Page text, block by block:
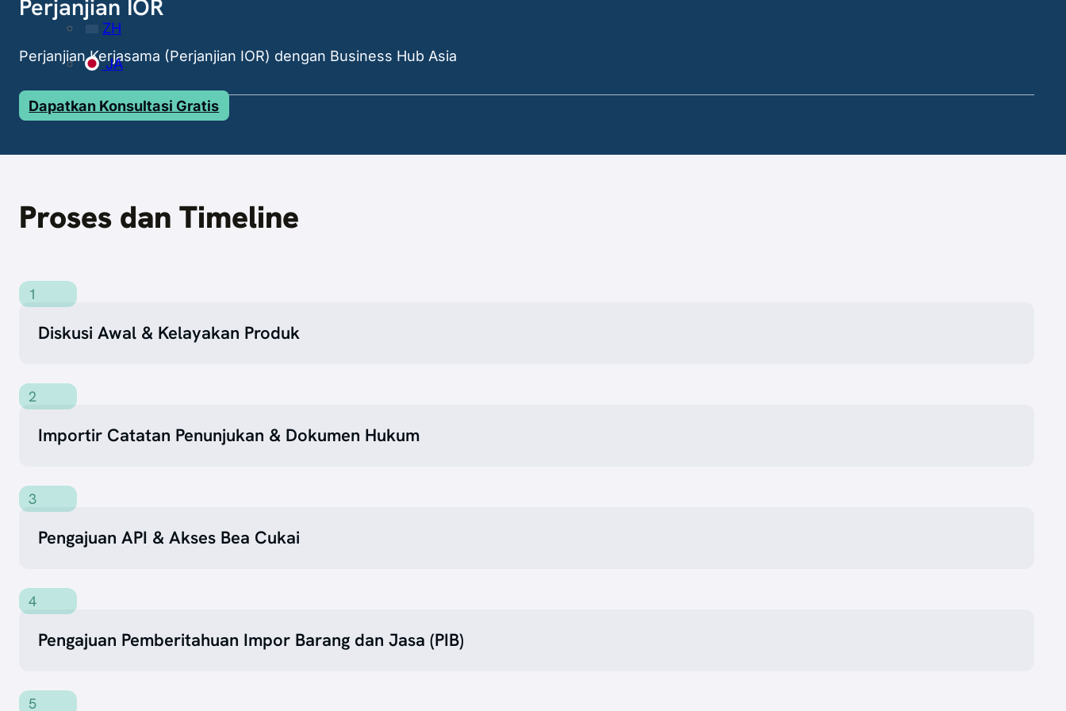
ZH
JA
Perjanjian IOR
Perjanjian Kerjasama (Perjanjian IOR) dengan Business Hub Asia
Dapatkan Konsultasi Gratis
Proses dan Timeline
1
Diskusi Awal & Kelayakan Produk
2
Importir Catatan Penunjukan & Dokumen Hukum
3
Pengajuan API & Akses Bea Cukai
4
Pengajuan Pemberitahuan Impor Barang dan Jasa (PIB)
5